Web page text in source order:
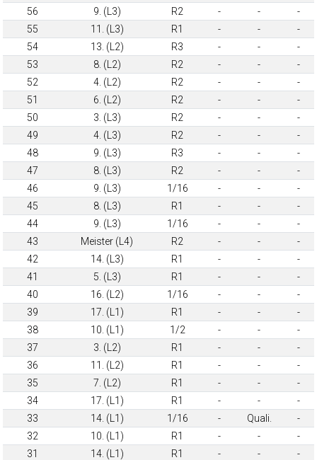
56
9. (L3) R2 - -
-
55
11. (L3) R1 - -
-
54
13. (L2) R3 - -
-
53
8. (L2) R2 - -
-
52
4. (L2) R2 - -
-
51
6. (L2) R2 - -
-
50
3. (L3) R2 - -
-
49
4. (L3) R2 - -
-
48
9. (L3) R3 - -
-
47
8. (L3) R2 - -
-
46
9. (L3) 1/16 - -
-
45
8. (L3) R1 - -
-
44
9. (L3) 1/16 - -
-
43
Meister (L4) R2 - -
-
42
14. (L3) R1 - -
-
41
5. (L3) R1 - -
-
40
16. (L2) 1/16 - -
-
39
17. (L1) R1 - -
-
38
10. (L1) 1/2 - -
-
37
3. (L2) R1 - -
-
36
11. (L2) R1 - -
-
35
7. (L2) R1 - -
-
34
17. (L1) R1 - -
-
33
14. (L1) 1/16 - Quali.
-
32
10. (L1) R1 - -
-
31
14. (L1) R1 - -
-